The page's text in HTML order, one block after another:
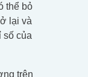
thể bỏ
lại và
số của
trên